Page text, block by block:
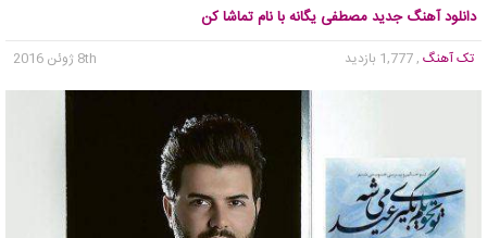
دانلود آهنگ جدید مصطفی یگانه با نام تماشا کن
تک آهنگ , 1,777 بازدید 8th ژوئن 2016